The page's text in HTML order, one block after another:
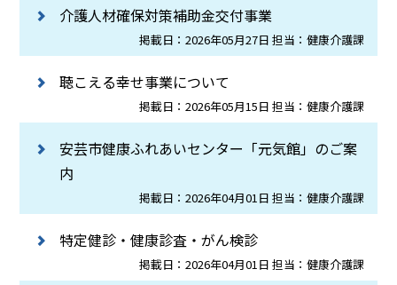
介護人材確保対策補助金交付事業
掲載日：2026年05月27日 担当：健康介護課
聴こえる幸せ事業について
掲載日：2026年05月15日 担当：健康介護課
安芸市健康ふれあいセンター「元気館」のご案
内
掲載日：2026年04月01日 担当：健康介護課
特定健診・健康診査・がん検診
掲載日：2026年04月01日 担当：健康介護課